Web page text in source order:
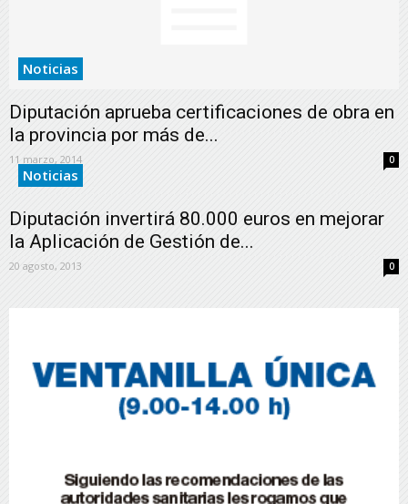
Noticias
Diputación aprueba certificaciones de obra en
la provincia por más de...
11 marzo, 2014 0
Noticias
Diputación invertirá 80.000 euros en mejorar
la Aplicación de Gestión de...
20 agosto, 2013 0